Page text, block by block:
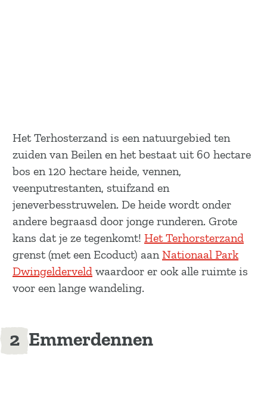
Het Terhosterzand is een natuurgebied ten
zuiden van Beilen en het bestaat uit 60 hectare
bos en 120 hectare heide, vennen,
veenputrestanten, stuifzand en
jeneverbesstruwelen. De heide wordt onder
andere begraasd door jonge runderen. Grote
kans dat je ze tegenkomt! Het Terhorsterzand
grenst (met een Ecoduct) aanNationaal Park
Dwingelderveld waardoor er ook alle ruimte is
voor een lange wandeling.
Emmerdennen